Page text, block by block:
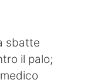
sbatte
il palo;